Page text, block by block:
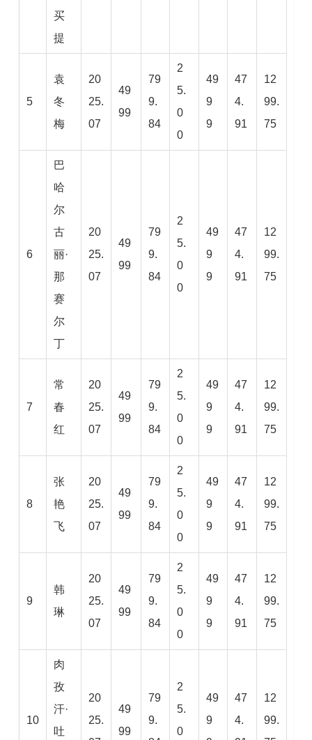
买
提
5
袁
冬
梅
20
25.
07
49
99
79
9.
84
2
5.
0
0
49
9
9
47
4.
91
12
99.
75
6
巴
哈
尔
古
丽·
那
赛
尔
丁
20
25.
07
49
99
79
9.
84
2
5.
0
0
49
9
9
47
4.
91
12
99.
75
7
常
春
红
20
25.
07
49
99
79
9.
84
2
5.
0
0
49
9
9
47
4.
91
12
99.
75
8
张
艳
飞
20
25.
07
49
99
79
9.
84
2
5.
0
0
49
9
9
47
4.
91
12
99.
75
9
韩
琳
20
25.
07
49
99
79
9.
84
2
5.
0
0
49
9
9
47
4.
91
12
99.
75
10
肉
孜
汗·
吐
20
25.
49
99
79
9.
2
5.
0
49
9
47
4.
12
99.